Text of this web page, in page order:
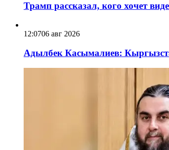
Трамп рассказал, кого хочет
12:0706 авг 2026
Адылбек Касымалиев: